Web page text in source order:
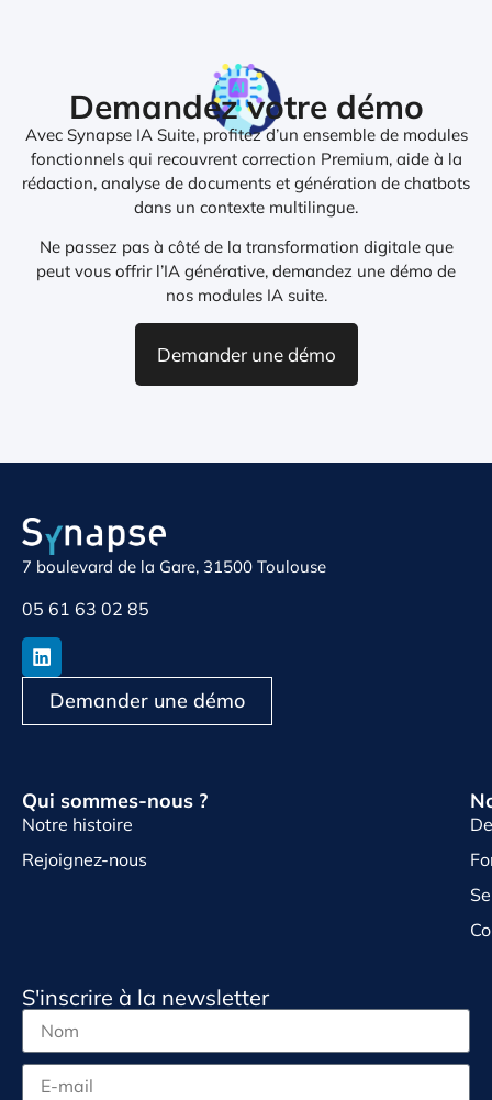
Demandez votre démo
Avec Synapse IA Suite, profitez d’un ensemble de modules
fonctionnels qui recouvrent correction Premium, aide à la
rédaction, analyse de documents et génération de chatbots
dans un contexte multilingue.
Ne passez pas à côté de la transformation digitale que
peut vous offrir l’IA générative, demandez une démo de
nos modules IA suite.
Demander une démo
7 boulevard de la Gare, 31500 Toulouse
05 61 63 02 85
Demander une démo
Qui sommes-nous ?
Notre histoire
Rejoignez-nous
S'inscrire à la newsletter